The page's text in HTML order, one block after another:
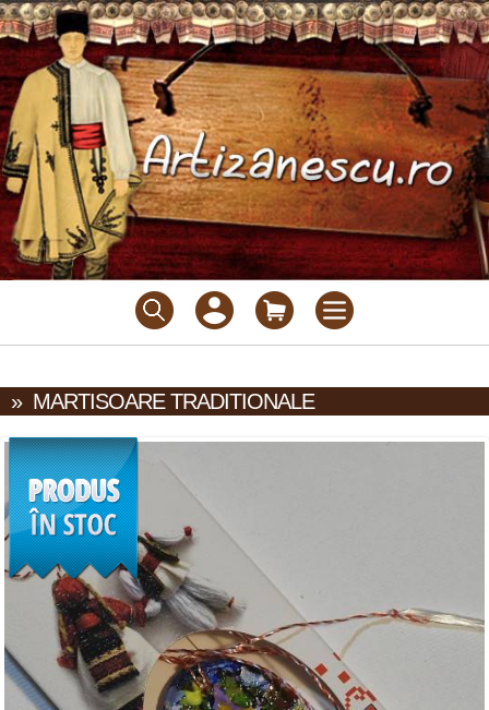
» MARTISOARE TRADITIONALE